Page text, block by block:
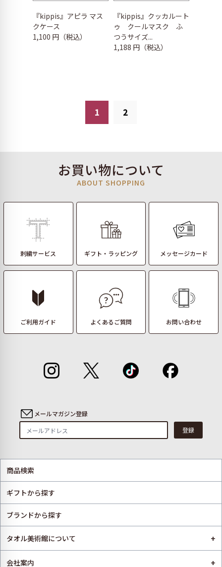
『kippis』アピラ マス
クケース
1,100 円（税込）
『kippis』クッカルート
ゥ クールマスク ふ
つうサイズ...
1,188 円（税込）
1 2
お買い物について
ABOUT SHOPPING
刺繍サービス ギフト・ラッピング メッセージカード
ご利用ガイド よくあるご質問 お問い合わせ
メールマガジン登録
登録
商品検索
ギフトから探す
ブランドから探す
タオル美術館について +
会社案内 +